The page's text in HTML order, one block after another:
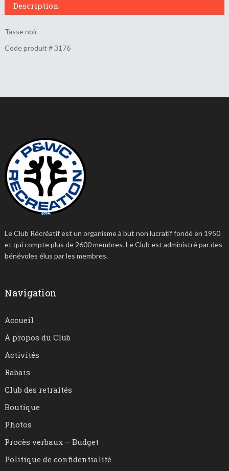
Description
Tasse noir
Code produit # 3176
Le Club Récréatif est un organisme à but non lucratif fondé en 1950
et qui compte plus de 2600 membres. Le Club est administré par des
bénévoles élus par les membres.
Navigation
Accueil
À propos du Club
Activités
Rabais
Club des retraités
Boutique
Photos
Procès verbaux – Budget
Politique de confidentialité